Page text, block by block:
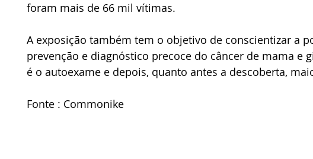
foram mais de 66 mil vítimas.
A exposição também tem o objetivo de conscientizar a
prevenção e diagnóstico precoce do câncer de mama e
é o autoexame e depois, quanto antes a descoberta,
Fonte : Commonike